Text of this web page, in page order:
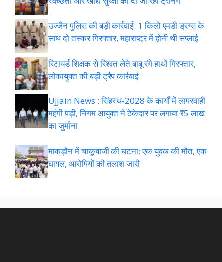
उज्जैन पुलिस की बड़ी कार्रवाई: 1 किलो एमडी ड्रग्स के
साथ दो तस्कर गिरफ्तार, महाराष्ट्र में होनी थी सप्लाई
रिटायर्ड शिक्षक से रिश्वत लेते बाबू रंगे हाथों गिरफ्तार,
लोकायुक्त की बड़ी ट्रैप कार्रवाई
Ujjain News : सिंहस्थ-2028 के कार्यों में लापरवाही
महंगी पड़ी, निगम आयुक्त ने ठेकेदार पर लगाया ₹5 लाख
का जुर्माना
माकड़ौन में चाकूबाजी की घटना: एक युवक की मौत, एक
घायल, आरोपियों की तलाश जारी